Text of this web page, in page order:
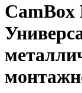
CamBox